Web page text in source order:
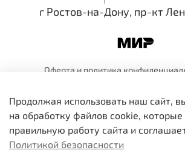
г Ростов-на-Дону, пр-кт
Оферта и политика
ИП Семенова Виктория
ИНН 616518514810 ОГРНИП
Продолжая использовать наш сайт,
на обработку файлов cookie,
правильную работу сайта и
Политикой безопасности